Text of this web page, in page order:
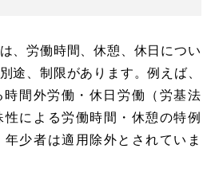
、労働時間、休憩、休日につい
途、制限があります。例えば、
間外労働・休日労働（労基法
による労働時間・休憩の特例
年少者は適用除外とされていま